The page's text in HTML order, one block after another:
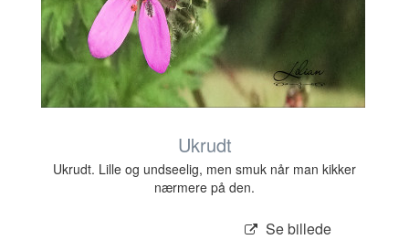
Ukrudt
Ukrudt. Lille og undseelig, men smuk når man kikker
nærmere på den.
Se billede